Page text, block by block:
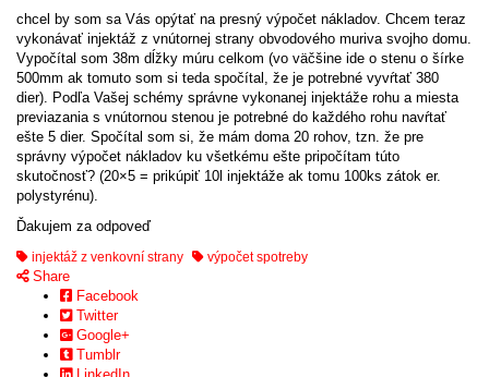
chcel by som sa Vás opýtať na presný výpočet nákladov. Chcem teraz
vykonávať injektáž z vnútornej strany obvodového muriva svojho domu.
Vypočítal som 38m dĺžky múru celkom (vo väčšine ide o stenu o šírke
500mm ak tomuto som si teda spočítal, že je potrebné vyvŕtať 380
dier). Podľa Vašej schémy správne vykonanej injektáže rohu a miesta
previazania s vnútornou stenou je potrebné do každého rohu navŕtať
ešte 5 dier. Spočítal som si, že mám doma 20 rohov, tzn. že pre
správny výpočet nákladov ku všetkému ešte pripočítam túto
skutočnosť? (20×5 = prikúpiť 10l injektáže ak tomu 100ks zátok er.
polystyrénu).
Ďakujem za odpoveď
injektáž z venkovní strany výpočet spotreby
Share
Facebook
Twitter
Google+
Tumblr